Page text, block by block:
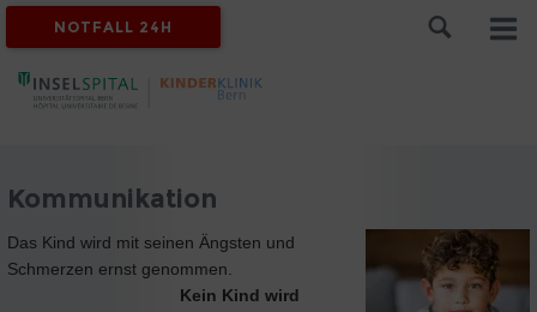
NOTFALL 24H
Kommunikation
Das Kind wird mit seinen Ängsten und
Schmerzen ernst genommen.
Kein Kind wird